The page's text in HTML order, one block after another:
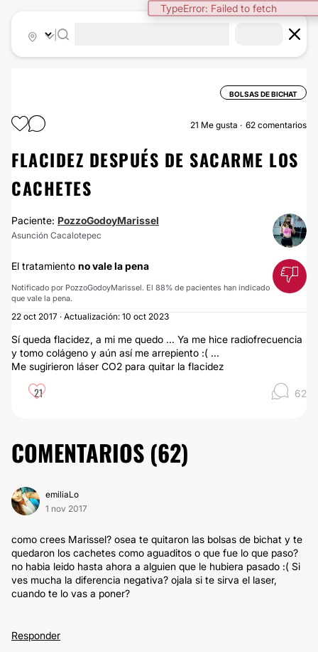
BOLSAS DE BICHAT
21 Me gusta 62 comentarios
FLACIDEZ DESPUÉS DE SACARME LOS
CACHETES
Paciente: PozzoGodoyMarissel
Asunción Cacalotepec
El tratamiento no vale la pena
Notificado por PozzoGodoyMarissel. El 88% de pacientes han indicado
que vale la pena.
22 oct 2017 · Actualización: 10 oct 2023
Sí queda flacidez, a mi me quedo ... Ya me hice radiofrecuencia
y tomo colágeno y aún así me arrepiento :( ...
Me sugirieron láser CO2 para quitar la flacidez
21 62
COMENTARIOS (62)
emiliaLo
1 nov 2017
como crees Marissel? osea te quitaron las bolsas de bichat y te
quedaron los cachetes como aguaditos o que fue lo que paso?
no habia leido hasta ahora a alguien que le hubiera pasado :( Si
ves mucha la diferencia negativa? ojala si te sirva el laser,
cuando te lo vas a poner?
Responder